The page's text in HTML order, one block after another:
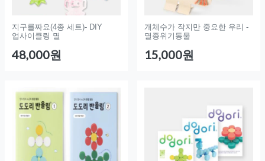
지구를짜요(4종 세트)- DIY
업사이클링 멸
48,000원
개체수가 작지만 중요한 우리 -
멸종위기동물
15,000원